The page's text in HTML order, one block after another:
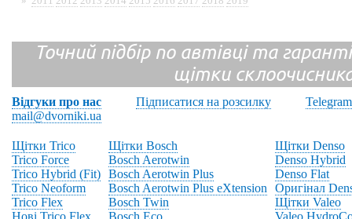
Точний підбір по автівці та
щітки
Відгуки про нас Підписатися на розсилку
Telegram
mail@dvorniki.ua
Щітки Trico
Trico Force
Trico Hybrid (Fit)
Trico Neoform
Trico Flex
Нові Trico Flex
Щітки Bosch
Bosch Aerotwin
Bosch Aerotwin Plus
Bosch Aerotwin Plus eXtension
Bosch Twin
Bosch Eco
Щітки Denso
Denso Hybrid
Denso Flat
Оригінал
Щітки Valeo
Valeo